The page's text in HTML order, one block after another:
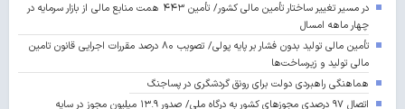
در مسیر تغییر ساختار تأمین مالی کشور/ تأمین ۴۴۳ همت منابع مالی از بازار سرمایه در
چهار ماهه امسال
تأمین مالی تولید بدون فشار بر پایه پولی/ تصویب ۸۰ درصد مقررات اجرایی قانون تامین
مالی تولید و زیرساخت‌ها
هماهنگی راهبردی دولت برای رونق گردشگری در پساجنگ
اتصال ۹۷ درصدی مجوزهای کشور به درگاه ملی/ صدور ۱۳.۹ میلیون مجوز در سایه